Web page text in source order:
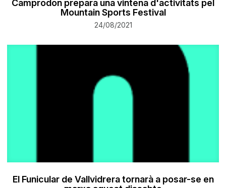
Camprodon prepara una vintena d'activitats pel
Mountain Sports Festival
24/08/2021
El Funicular de Vallvidrera tornarà a posar-se en